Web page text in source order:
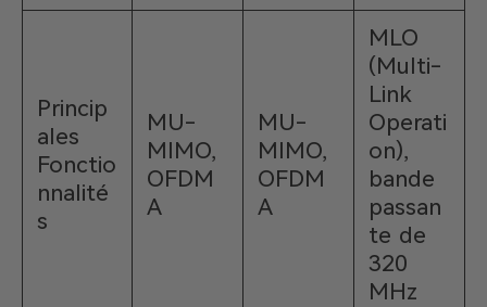
Princip
ales
Fonctio
nnalité
s
MU-
MIMO,
OFDM
A
MU-
MIMO,
OFDM
A
MLO
(Multi-
Link
Operati
on),
bande
passan
te de
320
MHz